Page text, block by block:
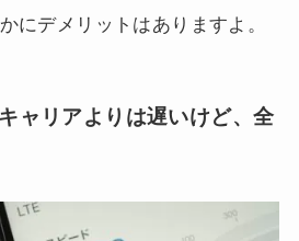
にデメリットはありますよ。
ャリアよりは遅いけど、全